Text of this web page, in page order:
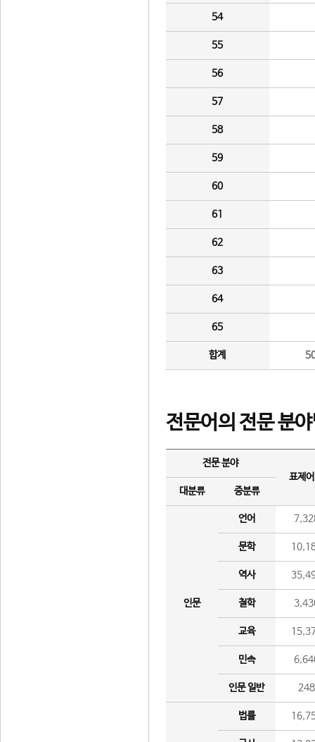
54
55
56
57
58
59
60
61
62
63
64
65
합계
전문어의 전문 분
전문 분야
표제
대분류
중분류
인문
언어
문학
역사
철학
교육
민속
인문 일반 248
법률